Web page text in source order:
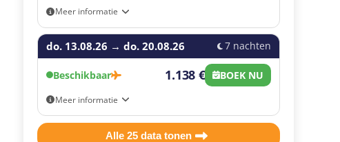
Meer informatie
Aankomst- en vertrekmogelijkheden: Eigen vervoer,
Brussel Airport (BRU), Eindhoven Airport (EIN),
Rotterdam The Hague (RTM)
do. 13.08.26 →do. 20.08.26 7 nachten
Beschikbaar 1.138 € BOEK NU
Meer informatie
Aankomst- en vertrekmogelijkheden: Eigen vervoer,
Brussel Airport (BRU), Eindhoven Airport (EIN),
Alle 25 data tonen